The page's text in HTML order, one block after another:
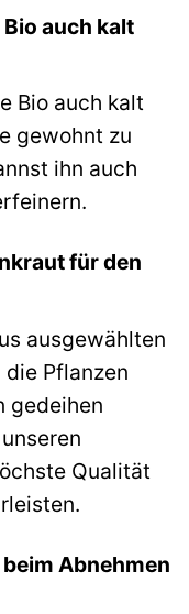
auch kalt
Bio auch kalt
gewohnt zu
ihn auch
für den
ausgewählten
Pflanzen
gedeihen
Qualität
Abnehmen